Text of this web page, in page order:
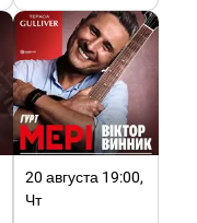
20 августа 19:00,
Чт